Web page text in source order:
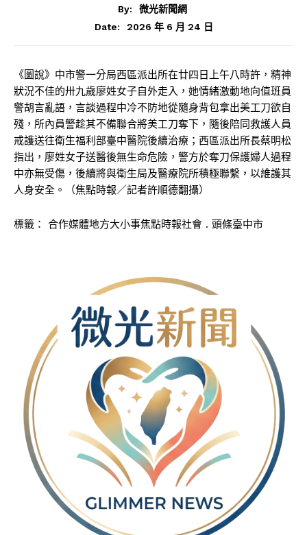
By:
微光新聞網
Date:
2026 年 6 月 24 日
《圖說》中市警一分局西區派出所在廿四日上午八時許，精神
狀況不佳的卅九歲廖姓女子自外走入，她情緒激動地向值班員
警胡言亂語，言談過程中冷不防地從隨身背包拿出美工刀欲自
殘，所內員警趁其不備聯合將美工刀奪下，隨後陪同救護人員
戒護送往衛生福利部臺中醫院後續治療；西區派出所長蔡明松
指出，廖姓女子送醫後無生命危險，警方於奪刀保護婦人過程
中亦無受傷，後續將與衛生局及醫療院所積極聯繫，以維護其
人身安全。（焦點時報／記者許順德翻攝）
標籤： 合作媒體地方大小事焦點時報社會 . 頭條臺中市